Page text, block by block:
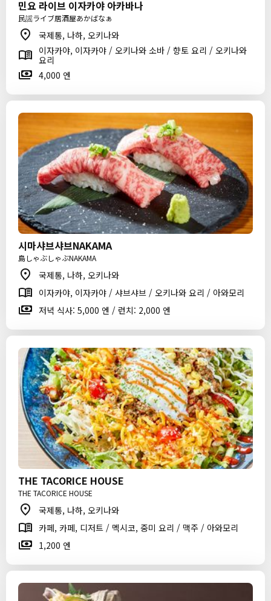
민요 라이브 이자카야 아카바나
民謡ライブ居酒屋あかばなぁ
국제통, 나하, 오키나와
이자카야, 이자카야 / 오키나와 소바 / 향토 요리 / 오키나와
요리
4,000 엔
시마샤브샤브NAKAMA
島しゃぶしゃぶNAKAMA
국제통, 나하, 오키나와
이자카야, 이자카야 / 샤브샤브 / 오키나와 요리 / 아와모리
저녁 식사: 5,000 엔 / 런치: 2,000 엔
THE TACORICE HOUSE
THE TACORICE HOUSE
국제통, 나하, 오키나와
카페, 카페, 디저트 / 멕시코, 중미 요리 / 맥주 / 아와모리
1,200 엔